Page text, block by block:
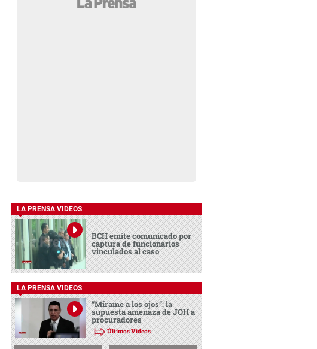
LA PRENSA VIDEOS
BCH emite comunicado por
captura de funcionarios
vinculados al caso
LA PRENSA VIDEOS
“Mírame a los ojos”: la
supuesta amenaza de JOH a
procuradores
Últimos Videos